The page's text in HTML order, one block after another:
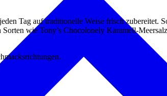
Tag auf traditionelle Weise frisch zubereitet.
wie Tony’s Chocolonely Karamell-